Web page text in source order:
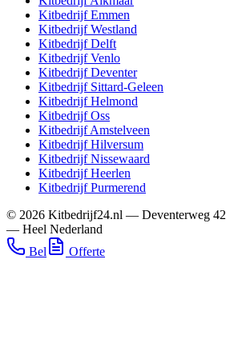
KitbedrijfEmmen
KitbedrijfWestland
KitbedrijfDelft
KitbedrijfVenlo
KitbedrijfDeventer
Kitbedrijf Sittard-Geleen
KitbedrijfHelmond
KitbedrijfOss
KitbedrijfAmstelveen
KitbedrijfHilversum
KitbedrijfNissewaard
KitbedrijfHeerlen
KitbedrijfPurmerend
© 2026 Kitbedrijf24.nl — Deventerweg 42
— Heel Nederland
Bel
Offerte